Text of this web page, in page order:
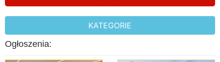
KATEGORIE
Ogłoszenia: